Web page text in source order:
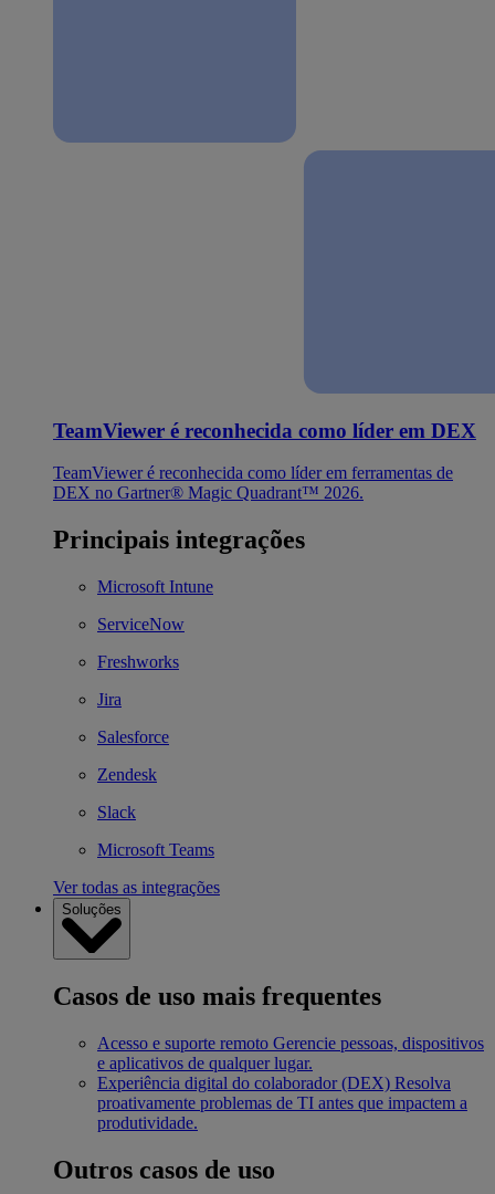
TeamViewer é reconhecida como líder em DEX
TeamViewer é reconhecida como líder em ferramentas de
DEX no Gartner® Magic Quadrant™ 2026.
Principais integrações
Microsoft Intune
ServiceNow
Freshworks
Jira
Salesforce
Zendesk
Slack
Microsoft Teams
Ver todas as integrações
Soluções
Casos de uso mais frequentes
Acesso e suporte remoto Gerencie pessoas, dispositivos
e aplicativos de qualquer lugar.
Experiência digital do colaborador (DEX) Resolva
proativamente problemas de TI antes que impactem a
produtividade.
Outros casos de uso